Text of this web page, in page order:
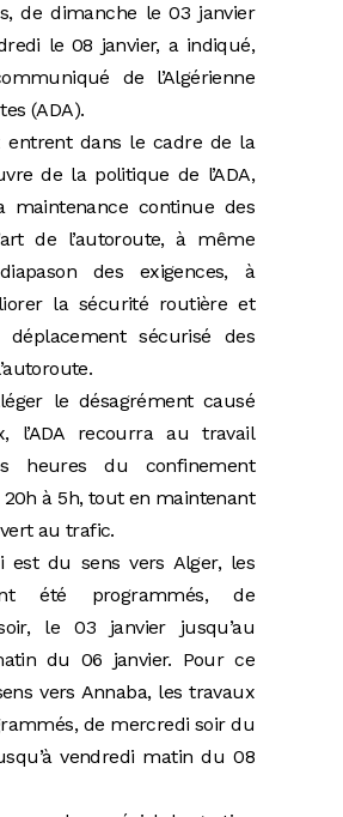
de dimanche le 03 janvier
le 08 janvier, a indiqué,
de l’Algérienne
(ADA).
entrent dans le cadre de la
de la politique de l’ADA,
maintenance continue des
de l’autoroute, à même
des exigences, à
la sécurité routière et
sécurisé des
le désagrément causé
l’ADA recourra au travail
heures du confinement
20h à 5h, tout en maintenant
au trafic.
est du sens vers Alger, les
été programmés, de
le 03 janvier jusqu’au
du 06 janvier. Pour ce
vers Annaba, les travaux
de mercredi soir du
vendredi matin du 08